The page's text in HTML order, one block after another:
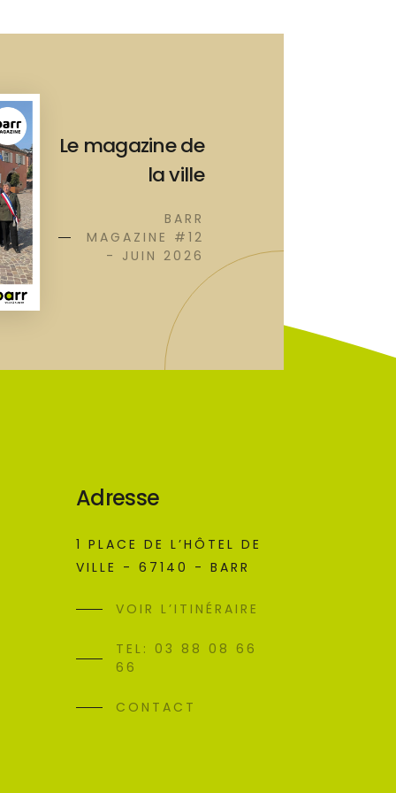
Le magazine de
la ville
BARR
MAGAZINE #12
- JUIN 2026
Adresse
1 PLACE DE L’HÔTEL DE
VILLE - 67140 - BARR
VOIR L’ITINÉRAIRE
TEL: 03 88 08 66
66
CONTACT